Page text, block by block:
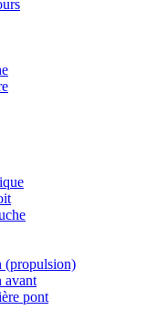
(propulsion)
avant
pont